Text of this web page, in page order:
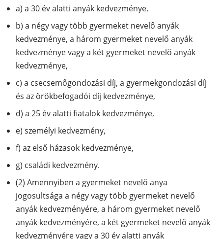
a) a 30 év alatti anyák kedvezménye,
b) a négy vagy több gyermeket nevelő anyák
kedvezménye, a három gyermeket nevelő anyák
kedvezménye vagy a két gyermeket nevelő anyák
kedvezménye,
c) a csecsemőgondozási díj, a gyermekgondozási díj
és az örökbefogadói díj kedvezménye,
d) a 25 év alatti fiatalok kedvezménye,
e) személyi kedvezmény,
f) az első házasok kedvezménye,
g) családi kedvezmény.
(2) Amennyiben a gyermeket nevelő anya
jogosultsága a négy vagy több gyermeket nevelő
anyák kedvezményére, a három gyermeket nevelő
anyák kedvezményére, a két gyermeket nevelő anyák
kedvezményére vagy a 30 év alatti anyák